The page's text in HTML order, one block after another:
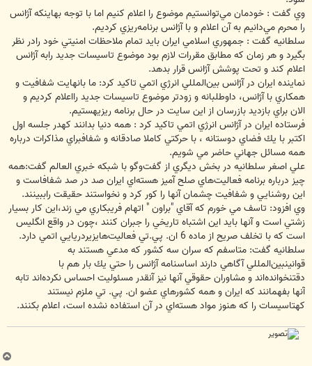
وي گفت : خودمان مي‌توانستيم موضوع را اعلام كنيم اما با توجه بهاينكه آژانس
را محرم مي‌دانيم به آن اعلام و با آژانس برنامه‌ريزي كرديم.
سلطانيه گفت : جمهوري اسلامي ايران بايد تمام ملاحظات امنيتي خود رادر نظر
بگيرد و هر زمان كه مطابق مقررات لازم بود موضوع تاسيسات جديد رابه آژانس
اعلام كند و تحت پوشش آژانس قرار بدهد.
نماينده ايران در آژانس بين‌المللي انرژي اتمي تاكيد كرد: ما بانهايت شفافيت و
همكاري با آژانس، داوطلبانه و زودتر موضوع تاسيسات جديد رااعلام كرديم و
الان براي بازديد بازرسان از اين سايت در حال برنامه ريزيهستيم.
فرستاده ايران در آژانس انرژي اتمي تاكيد كرد : همه دنيا بدانند كهدر جلسه اول
اكتبر با يك فضاي دوستانه ، با حركتي كاملا صادقانه و شفافبراي مذاكرات درباره
همه مسائل جهاني حاضر مي شويم.
علي اصغر سلطانيه در بخش ديگري از گفت‌وگو با شبكه خبري العالم گفت:همه
چيز درباره برنامه فعاليت‌هاي صلح آميز هسته‌اي ايران صد در صد شفافاست و
اين روشنايي و شفافيت چشمان آنها را كور كرد و نخواستند حقيقت راببينند.
وي افزود: تاسف مي خورم كه آقاي "براون " اتهام فريبكاري مي زند،اين كار بسيار
زشتي است و آنها بايد اين اشتباه تاريخي را جبران كنند ،چون در واقع انگليس
است كه با تخلف صريح از ماده 6 ان. پي.تي فعاليت‌هايزيردريايي اتمي دارد.
سلطانيه گفت: متاسفم كه سران سه كشور كه مدعي هستند به
قوانينبين‌المللي آگاهي دارند اساسنامه آژانس را حتي يك بار هم با
دقتنخوانده‌اند و مشاوران حقوقي آنها نيز آنقدر مسئوليت احساس نكرده‌اند تابه
آنها بفهمانند كه ايران و همه كشورهاي عضو ان. پي. تي ملزم نيستند
كهتاسيسات را كه هنوز مواد هسته‌اي در آن استفاده نشده است، اعلام بكنند.